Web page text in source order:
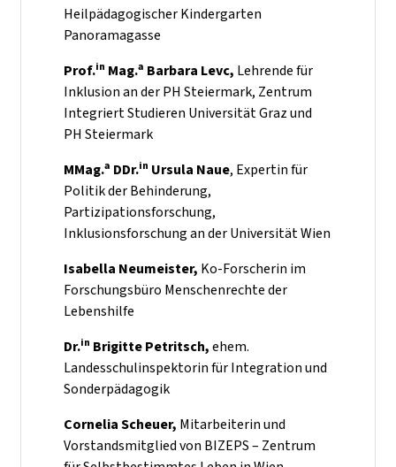
Heilpädagogischer Kindergarten
Panoramagasse
Prof.in Mag.a Barbara Levc, Lehrende für
Inklusion an der PH Steiermark, Zentrum
Integriert Studieren Universität Graz und
PH Steiermark
MMag.a DDr.in Ursula Naue, Expertin für
Politik der Behinderung,
Partizipationsforschung,
Inklusionsforschung an der Universität Wien
Isabella Neumeister, Ko-Forscherin im
Forschungsbüro Menschenrechte der
Lebenshilfe
Dr.in Brigitte Petritsch,ehem.
Landesschulinspektorin für Integration und
Sonderpädagogik
Cornelia Scheuer, Mitarbeiterin und
Vorstandsmitglied von BIZEPS – Zentrum